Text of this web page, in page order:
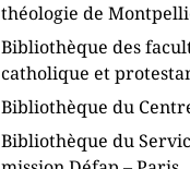
théologie de
Bibliothèque des
catholique et
Bibliothèque du
Bibliothèque du